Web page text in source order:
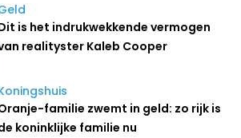
is het indrukwekkende vermogen
realityster Kaleb Cooper
familie zwemt in geld: zo rijk is
koninklijke familie nu